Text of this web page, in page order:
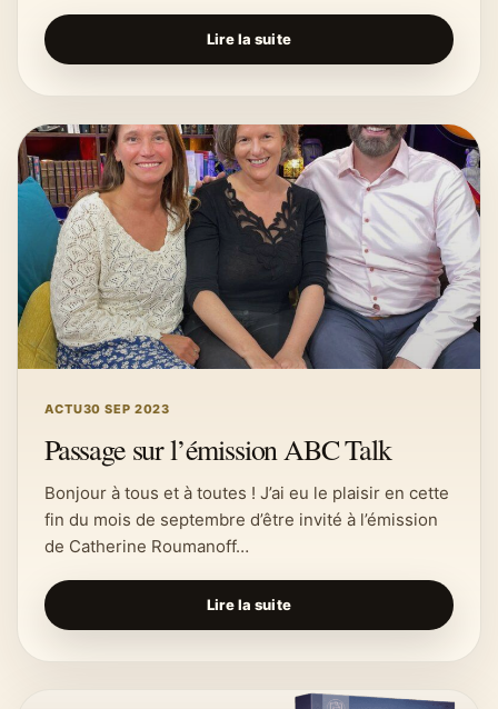
Lire la suite
ACTU30 SEP 2023
Passage sur l’émission ABC Talk
Bonjour à tous et à toutes ! J’ai eu le plaisir en cette
fin du mois de septembre d’être invité à l’émission
de Catherine Roumanoff…
Lire la suite